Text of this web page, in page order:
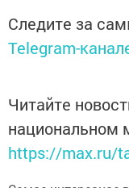
Следите за
Telegram-
Читайте
национальном
https://max.ru/